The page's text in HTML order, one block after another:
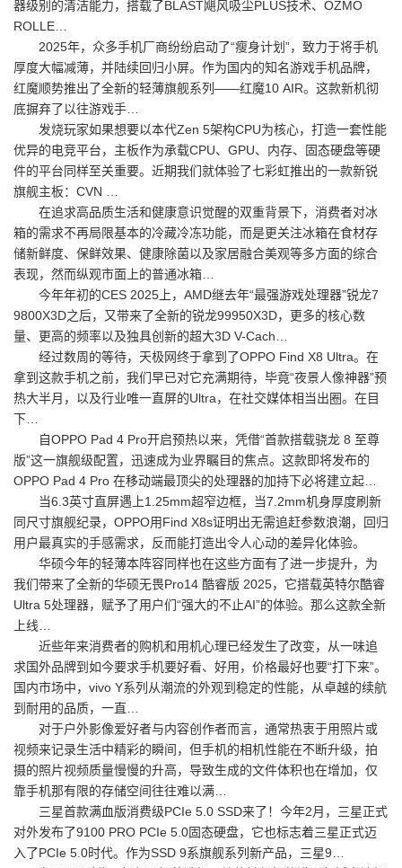
器级别的清洁能力，搭载了BLAST飓风吸尘PLUS技术、OZMO
ROLLE…
2025年，众多手机厂商纷纷启动了“瘦身计划”，致力于将手机
厚度大幅减薄，并陆续回归小屏。作为国内的知名游戏手机品牌，
红魔顺势推出了全新的轻薄旗舰系列——红魔10 AIR。这款新机彻
底摒弃了以往游戏手…
发烧玩家如果想要以本代Zen 5架构CPU为核心，打造一套性能
优异的电竞平台，主板作为承载CPU、GPU、内存、固态硬盘等硬
件的平台同样至关重要。近期我们就体验了七彩虹推出的一款新锐
旗舰主板：CVN …
在追求高品质生活和健康意识觉醒的双重背景下，消费者对冰
箱的需求不再局限基本的冷藏冷冻功能，而是更关注冰箱在食材存
储新鲜度、保鲜效果、健康除菌以及家居融合美观等多方面的综合
表现，然而纵观市面上的普通冰箱…
今年年初的CES 2025上，AMD继去年“最强游戏处理器”锐龙7
9800X3D之后，又带来了全新的锐龙99950X3D，更多的核心数
量、更高的频率以及独具创新的超大3D V-Cach…
经过数周的等待，天极网终于拿到了OPPO Find X8 Ultra。在
拿到这款手机之前，我们早已对它充满期待，毕竟“夜景人像神器”预
热大半月，以及行业唯一直屏的Ultra，在社交媒体相当出圈。在目
下…
自OPPO Pad 4 Pro开启预热以来，凭借“首款搭载骁龙 8 至尊
版”这一旗舰级配置，迅速成为业界瞩目的焦点。这款即将发布的
OPPO Pad 4 Pro 在移动端最顶尖的处理器的加持下必将建立起…
当6.3英寸直屏遇上1.25mm超窄边框，当7.2mm机身厚度刷新
同尺寸旗舰纪录，OPPO用Find X8s证明出无需追赶参数浪潮，回归
用户最真实的手感需求，反而能打造出令人心动的差异化体验。
华硕今年的轻薄本阵容同样也在这些方面有了进一步提升，为
我们带来了全新的华硕无畏Pro14 酷睿版 2025，它搭载英特尔酷睿
Ultra 5处理器，赋予了用户们“强大的不止AI”的体验。那么这款全新
上线…
近些年来消费者的购机和用机心理已经发生了改变，从一味追
求国外品牌到如今要求手机要好看、好用，价格最好也要“打下来”。
国内市场中，vivo Y系列从潮流的外观到稳定的性能，从卓越的续航
到耐用的品质，一直…
对于户外影像爱好者与内容创作者而言，通常热衷于用照片或
视频来记录生活中精彩的瞬间，但手机的相机性能在不断升级，拍
摄的照片视频质量慢慢的升高，导致生成的文件体积也在增加，仅
靠手机那有限的存储空间往往难以满…
三星首款满血版消费级PCIe 5.0 SSD来了！今年2月，三星正式
对外发布了9100 PRO PCIe 5.0固态硬盘，它也标志着三星正式迈
入了PCIe 5.0时代。作为SSD 9系旗舰系列新产品，三星9…